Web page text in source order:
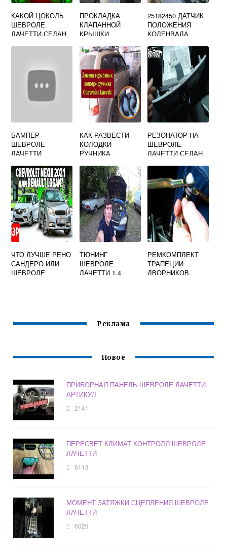
КАКОЙ ЦОКОЛЬ
ШЕВРОЛЕ
ЛАЧЕТТИ СЕДАН
ПРОКЛАДКА
КЛАПАННОЙ
КРЫШКИ
ШЕВРОЛЕ
ЛАЧЕТТИ
25182450 ДАТЧИК
ПОЛОЖЕНИЯ
КОЛЕНВАЛА
ЛАЧЕТТИ
БАМПЕР
ШЕВРОЛЕ
ЛАЧЕТТИ
АРТИКУЛ
КАК РАЗВЕСТИ
КОЛОДКИ
РУЧНИКА
ЛАЧЕТТИ
РЕЗОНАТОР НА
ШЕВРОЛЕ
ЛАЧЕТТИ СЕДАН
ЧТО ЛУЧШЕ РЕНО
САНДЕРО ИЛИ
ШЕВРОЛЕ
ТЮНИНГ
ШЕВРОЛЕ
ЛАЧЕТТИ 1.4
РЕМКОМПЛЕКТ
ТРАПЕЦИИ
ДВОРНИКОВ
Реклама
Новое
ПРИБОРНАЯ ПАНЕЛЬ ШЕВРОЛЕ ЛАЧЕТТИ
АРТИКУЛ
2141
ПЕРЕСВЕТ КЛИМАТ КОНТРОЛЯ ШЕВРОЛЕ
ЛАЧЕТТИ
6113
МОМЕНТ ЗАТЯЖКИ СЦЕПЛЕНИЯ ШЕВРОЛЕ
ЛАЧЕТТИ
6029